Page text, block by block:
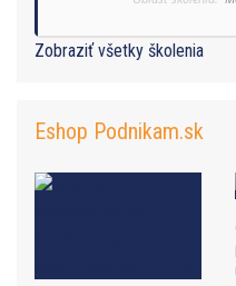
Zobraziť všetky školenia
Eshop Podnikam.sk